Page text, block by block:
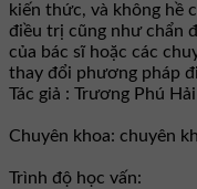
kiến thức, và không hề
điều trị cũng như chẩn
của bác sĩ hoặc các
thay đổi phương pháp
Tác giả : Trương Phú Hải
Chuyên khoa: chuyên
Trình độ học vấn: